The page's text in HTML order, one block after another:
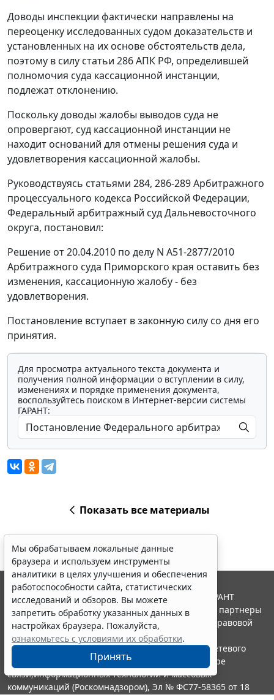
Доводы инспекции фактически направлены на
переоценку исследованных судом доказательств и
установленных на их основе обстоятельств дела,
поэтому в силу статьи 286АПК РФ, определившей
полномочия суда кассационной инстанции,
подлежат отклонению.
Поскольку доводы жалобы выводов суда не
опровергают, суд кассационной инстанции не
находит оснований для отмены решения суда и
удовлетворения кассационной жалобы.
Руководствуясь статьями 284, 286-289Арбитражного
процессуального кодекса Российской Федерации,
Федеральный арбитражный суд Дальневосточного
округа, постановил:
Решение от 20.04.2010 по делу N А51-2877/2010
Арбитражного суда Приморского края оставить без
изменения, кассационную жалобу - без
удовлетворения.
Постановление вступает в законную силу со дня его
принятия.
Для просмотра актуального текста документа и
получения полной информации о вступлении в силу,
изменениях и порядке применения документа,
воспользуйтесь поиском в Интернет-версии системы
ГАРАНТ:
Показать все материалы
Мы обрабатываем локальные данные
браузера и используем инструменты
аналитики в целях улучшения и обеспечения
работоспособности сайта, статистических
исследований и обзоров. Вы можете
запретить обработку указанных данных в
настройках браузера. Пожалуйста,
ознакомьтесь с условиями их обработки.
Принять
© ООО "НПП "ГАРАНТ-СЕРВИС", 2026. Система ГАРАНТ
выпускается с 1990 года. Компания "Гарант" и ее партнеры
являются участниками Российской ассоциации правовой
информации ГАРАНТ.
Портал ГАРАНТ.РУ зарегистрирован в качестве сетевого
издания Федеральной службой по надзору в сфере
связи,информационных технологий и массовых
коммуникаций (Роскомнадзором), Эл № ФС77-58365 от 18